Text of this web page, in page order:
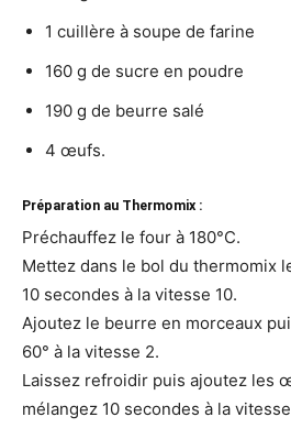
1 cuillère à soupe de farine
160 g de sucre en poudre
190 g de beurre salé
4 œufs.
Préparation au Thermomix :
Préchauffez le four à 180°C.
Mettez dans le bol du thermomix
10 secondes à la vitesse 10.
Ajoutez le beurre en morceaux
60° à la vitesse 2.
Laissez refroidir puis ajoutez les
mélangez 10 secondes à la